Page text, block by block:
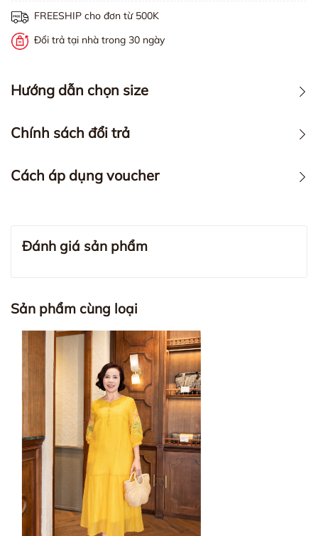
FREESHIP cho đơn từ 500K
Đổi trả tại nhà trong 30 ngày
Hướng dẫn chọn size
Chính sách đổi trả
Cách áp dụng voucher
Đánh giá sản phẩm
Sản phẩm cùng loại